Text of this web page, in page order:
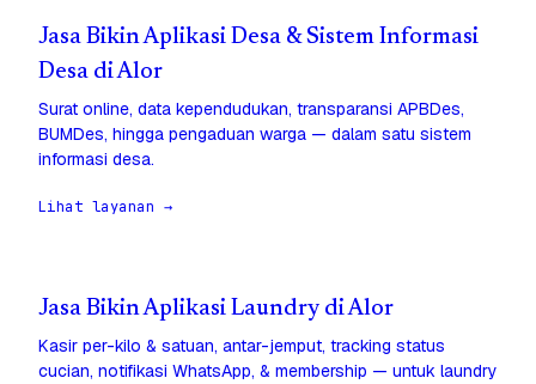
Jasa Bikin Aplikasi Desa & Sistem Informasi
Desa di Alor
Surat online, data kependudukan, transparansi APBDes,
BUMDes, hingga pengaduan warga — dalam satu sistem
informasi desa.
Lihat layanan →
Jasa Bikin Aplikasi Laundry di Alor
Kasir per-kilo & satuan, antar-jemput, tracking status
cucian, notifikasi WhatsApp, & membership — untuk laundry